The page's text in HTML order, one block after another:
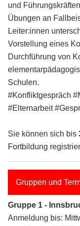
und
Übungen an
Leiter:innen
Vorstellung eines
Durchführung von
Schulen.
#Konfliktgespräch
#Elternarbeit
Sie können sich bis
Fortbildung
Gruppen und
Gruppe 1 -
Anmeldung bis: